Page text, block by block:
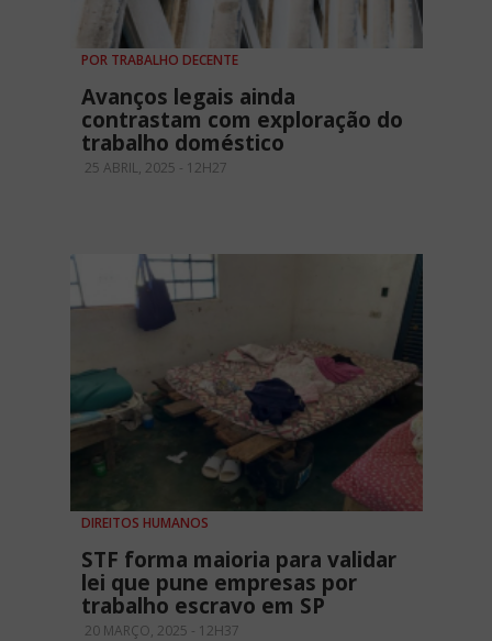
POR TRABALHO DECENTE
Avanços legais ainda
contrastam com exploração do
trabalho doméstico
25 ABRIL, 2025 - 12H27
DIREITOS HUMANOS
STF forma maioria para validar
lei que pune empresas por
trabalho escravo em SP
20 MARÇO, 2025 - 12H37